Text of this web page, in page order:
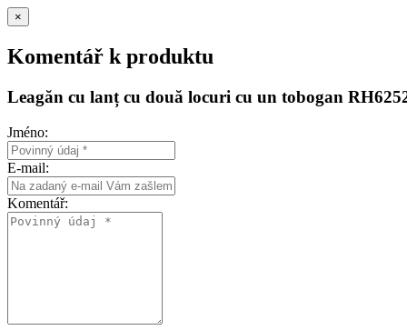
×
Komentář k produktu
Leagăn cu lanț cu două locuri cu un tobogan
Jméno:
E-mail:
Komentář: